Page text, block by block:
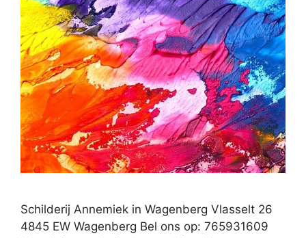
Schilderij Annemiek in Wagenberg Vlasselt 26
4845 EW Wagenberg Bel ons op: 765931609